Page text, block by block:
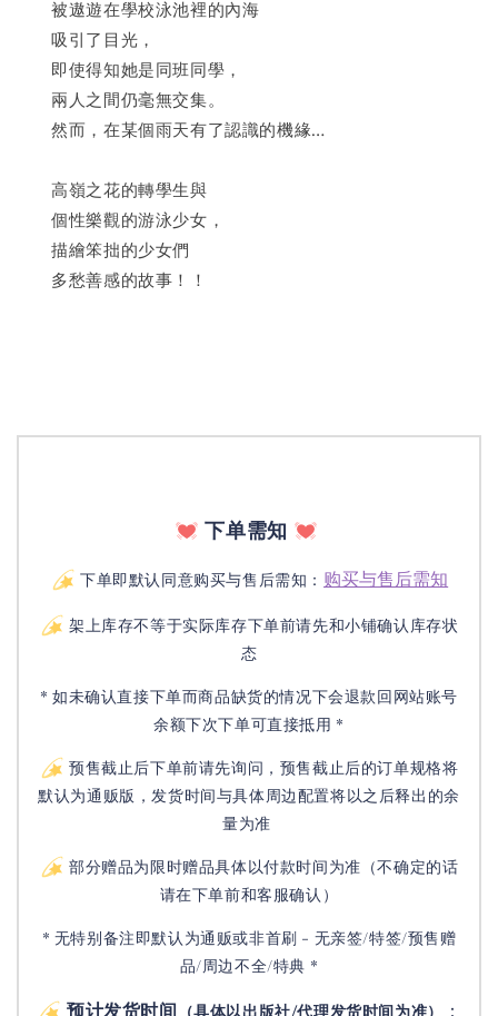
被遨遊在學校泳池裡的內海
吸引了目光，
即使得知她是同班同學，
兩人之間仍毫無交集。
然而，在某個雨天有了認識的機緣…
高嶺之花的轉學生與
個性樂觀的游泳少女，
描繪笨拙的少女們
多愁善感的故事！！
下单需知
下单即默认同意购买与售后需知： 购买与售后需知
架上库存不等于实际库存下单前请先和小铺确认库存状
态
* 如未确认直接下单而商品缺货的情况下会退款回网站账号
余额下次下单可直接抵用 *
预售截止后下单前请先询问，预售截止后的订单规格将
默认为通贩版，发货时间与具体周边配置将以之后释出的余
量为准
部分赠品为限时赠品具体以付款时间为准（不确定的话
请在下单前和客服确认）
* 无特别备注即默认为通贩或非首刷 - 无亲签/特签/预售赠
品/周边不全/特典 *
预计发货时间 （具体以出版社/代理发货时间为准） ：